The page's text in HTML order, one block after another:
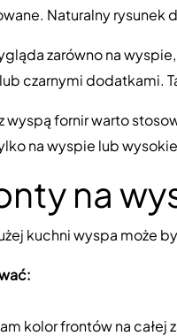
. Naturalny rysunek
zarówno na
czarnymi dodatkami.
wyspą fornir warto
na wyspie lub
na
kuchni wyspa może
kolor frontów na całej